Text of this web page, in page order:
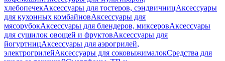
хлебопечекАксессуары для тостеров, сэндвичницАксессуары
для кухонных комбайновАксессуары для
мясорубокАксессуары для блендеров, миксеровАксессуары
для сушилок овощей и фруктовАксессуары для
йогуртницАксессуары для аэрогрилей,
электрогрилейАксессуары для соковыжималокСредства для